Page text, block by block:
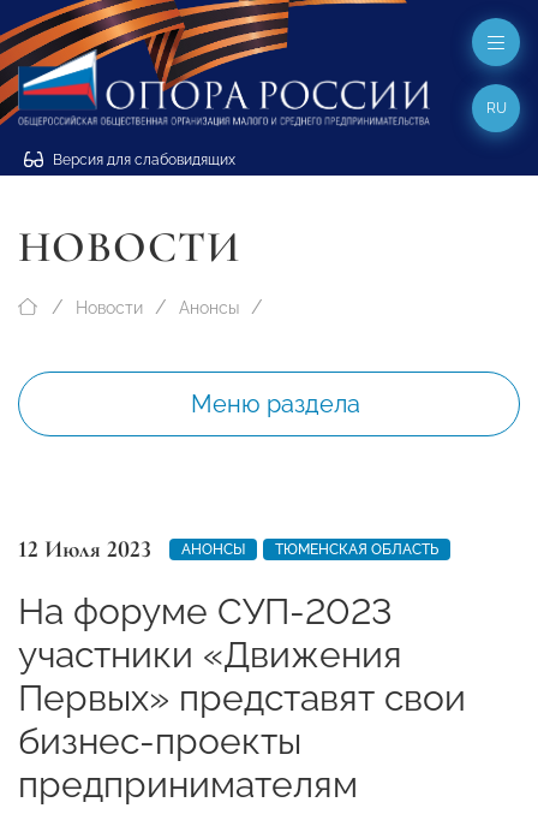
Версия для слабовидящих
RU
НОВОСТИ
Новости Анонсы
Меню раздела
12 Июля 2023 АНОНСЫ ТЮМЕНСКАЯ ОБЛАСТЬ
На форуме СУП-2023
участники «Движения
Первых» представят свои
бизнес-проекты
предпринимателям